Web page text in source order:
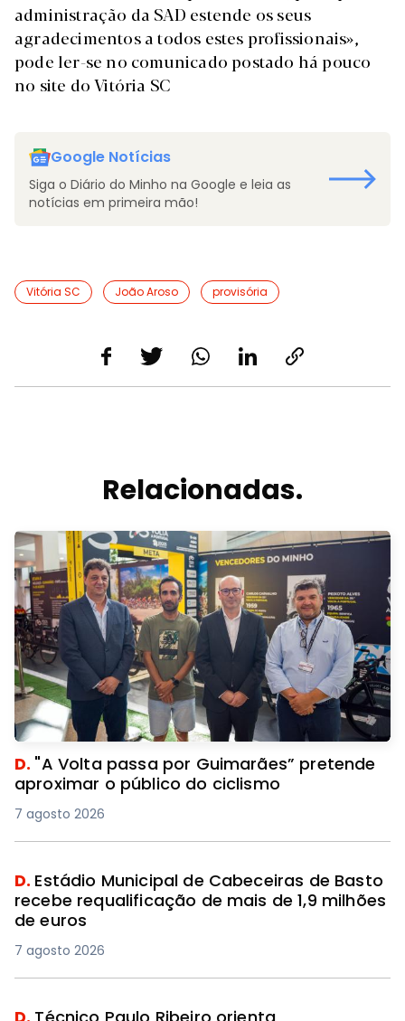
administração da SAD estende os seus
agradecimentos a todos estes profissionais»,
pode ler-se no comunicado postado há pouco
no site do Vitória SC
Google Notícias
Siga o Diário do Minho na Google e leia as
notícias em primeira mão!
Vitória SC João Aroso provisória
Relacionadas.
D. "A Volta passa por Guimarães” pretende
aproximar o público do ciclismo
7 agosto 2026
D. Estádio Municipal de Cabeceiras de Basto
recebe requalificação de mais de 1,9 milhões
de euros
7 agosto 2026